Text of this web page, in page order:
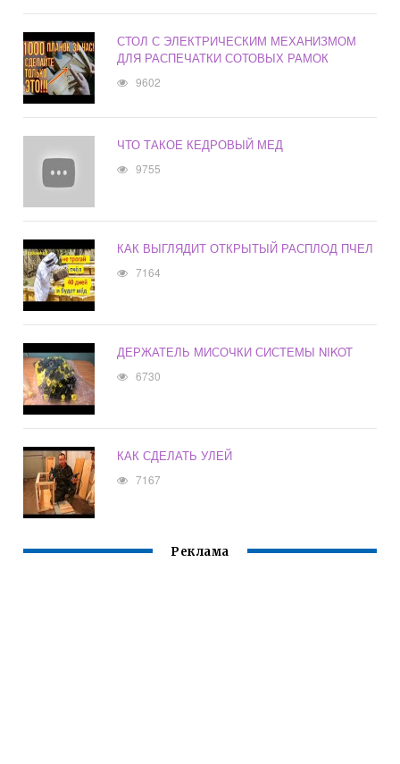
СТОЛ С ЭЛЕКТРИЧЕСКИМ МЕХАНИЗМОМ
ДЛЯ РАСПЕЧАТКИ СОТОВЫХ РАМОК
9602
ЧТО ТАКОЕ КЕДРОВЫЙ МЕД
9755
КАК ВЫГЛЯДИТ ОТКРЫТЫЙ РАСПЛОД ПЧЕЛ
7164
ДЕРЖАТЕЛЬ МИСОЧКИ СИСТЕМЫ NIKOT
6730
КАК СДЕЛАТЬ УЛЕЙ
7167
Реклама